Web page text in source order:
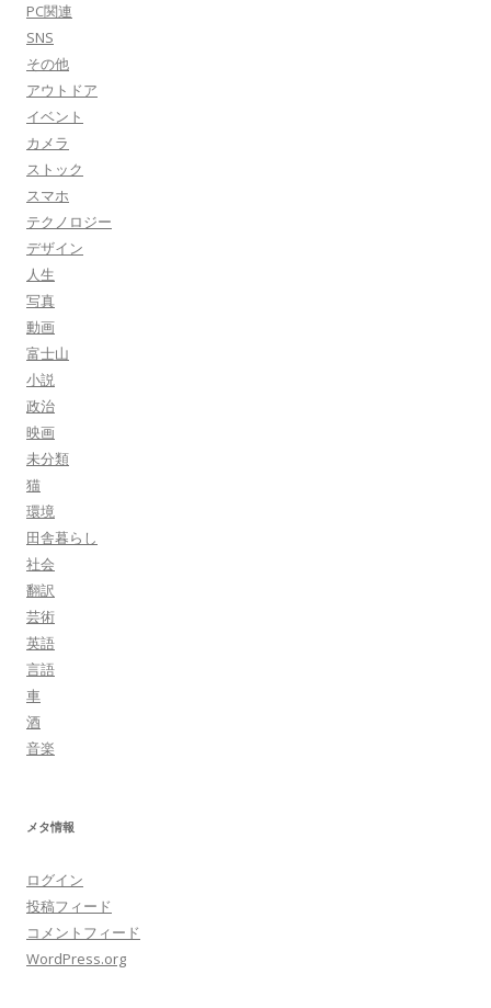
PC関連
SNS
その他
アウトドア
イベント
カメラ
ストック
スマホ
テクノロジー
デザイン
人生
写真
動画
富士山
小説
政治
映画
未分類
猫
環境
田舎暮らし
社会
翻訳
芸術
英語
言語
車
酒
音楽
メタ情報
ログイン
投稿フィード
コメントフィード
WordPress.org